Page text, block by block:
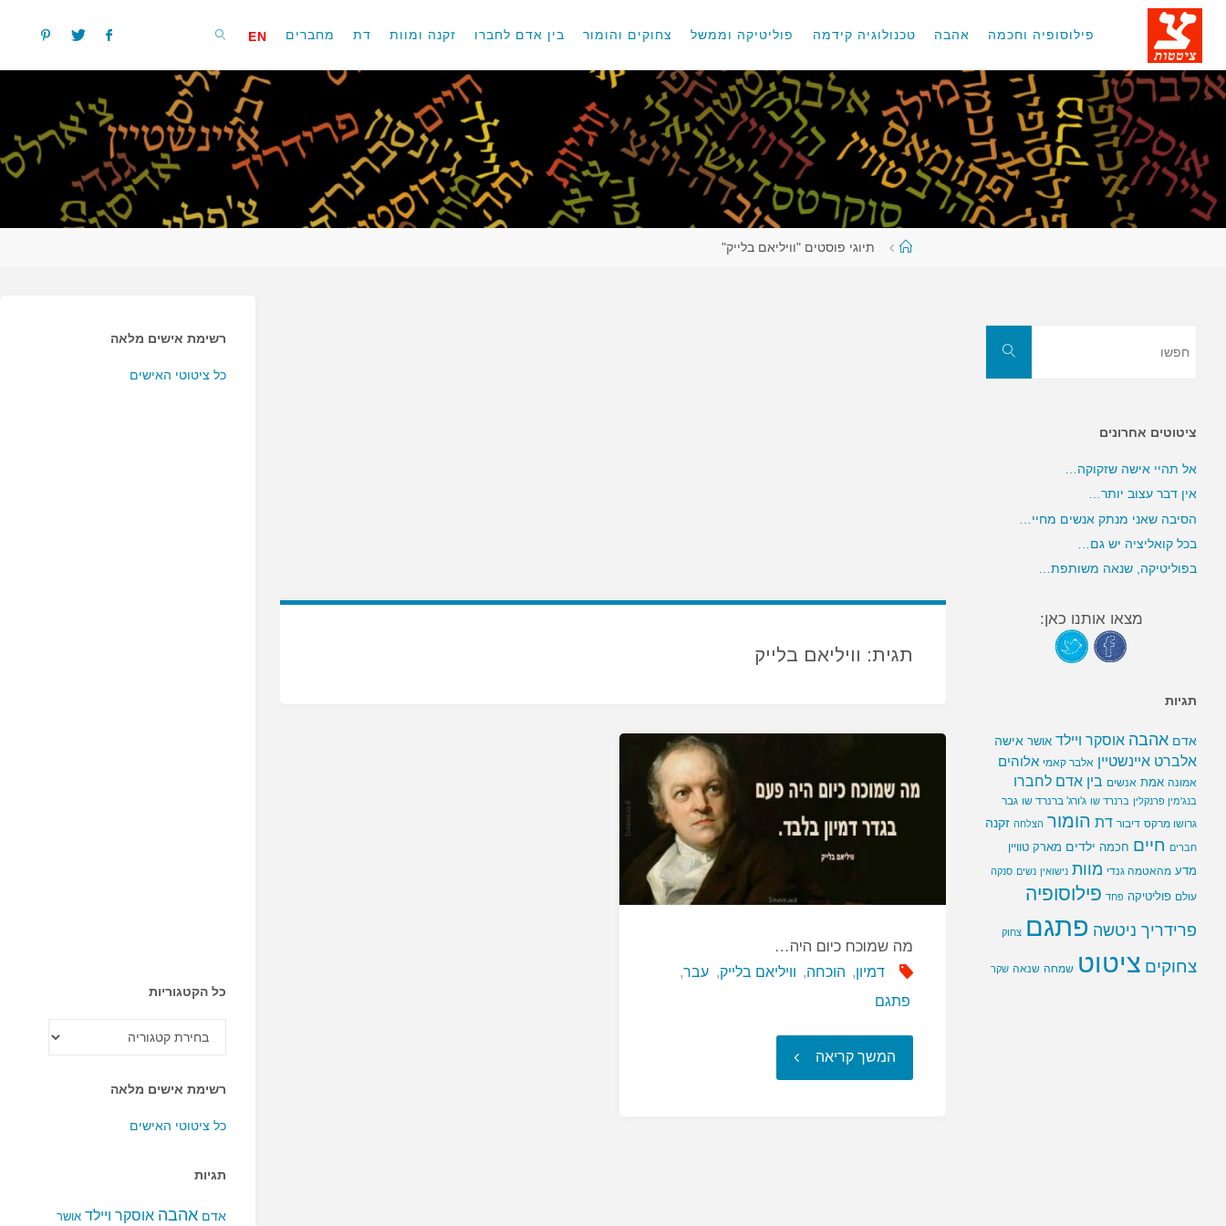
דלגו
פילוסופיה וחכמה אהבה טכנולוגיה קידמה פוליטיקה וממשל צחוקים והומור בין אדם לחברו זקנה ומוות דת מחברים EN
עמודתיוגי פוסטים "וויליאם בלייק"
תגית: וויליאם בלייק
מה שמוכח כיום היה…
דמיון, הוכחה, וויליאם בלייק, עבר,
פתגם
המשך קריאה"מה
רשימת אישים מלאה
כל ציטוטי האישים
כל הקטגוריות
הקטגוריות
רשימת אישים מלאה
כל ציטוטי האישים
תגיות
אדם אהבה אוסקר ויילד אושר
חפשו
ציטוטים אחרונים
אל תהיי אישה שזקוקה…
אין דבר עצוב יותר…
הסיבה שאני מנתק אנשים מחיי…
בכל קואליציה יש גם…
בפוליטיקה, שנאה משותפת…
מצאו אותנו כאן:
תגיות
אדם אהבה אוסקר ויילד אושר אישה
אלברט איינשטיין אלבר קאמי אלוהים
אמונה אמת אנשים בין אדם לחברו
בנג'מין פרנקלין ברנרד שו ג'ורג' ברנרד שו גבר
גרושו מרקס דיבור דת הומור הצלחה זקנה
חברים חיים חכמה ילדים מארק טוויין
מדע מהאטמה גנדי מוות נישואין נשים סנקה
עולם פוליטיקה פחד פילוסופיה
פרידריך ניטשה פתגם צחוק
צחוקים ציטוט שמחה שנאה שקר